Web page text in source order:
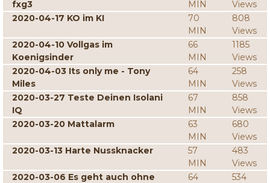
fxg3
MIN
Views
2020-04-17 KO im KI
70
MIN
808
Views
2020-04-10 Vollgas im
Koenigsinder
66
MIN
1185
Views
2020-04-03 Its only me - Tony
Miles
64
MIN
258
Views
2020-03-27 Teste Deinen Isolani
IQ
67
MIN
858
Views
2020-03-20 Mattalarm
63
MIN
680
Views
2020-03-13 Harte Nussknacker
57
MIN
483
Views
2020-03-06 Es geht auch ohne
64
534